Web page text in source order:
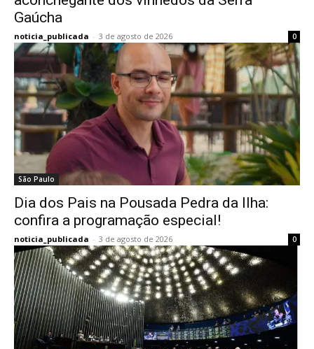
Gaúcha
noticia_publicada - 3 de agosto de 2026 0
São Paulo
Dia dos Pais na Pousada Pedra da Ilha:
confira a programação especial!
noticia_publicada - 3 de agosto de 2026 0